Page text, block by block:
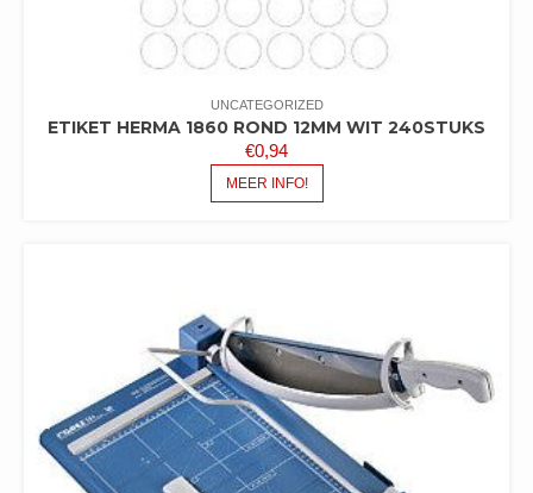
UNCATEGORIZED
ETIKET HERMA 1860 ROND 12MM WIT 240STUKS
€0,94
MEER INFO!